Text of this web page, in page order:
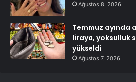
Ağustos 8, 2026
Temmuz ayında
liraya, yoksulluk
yükseldi
Ağustos 7, 2026